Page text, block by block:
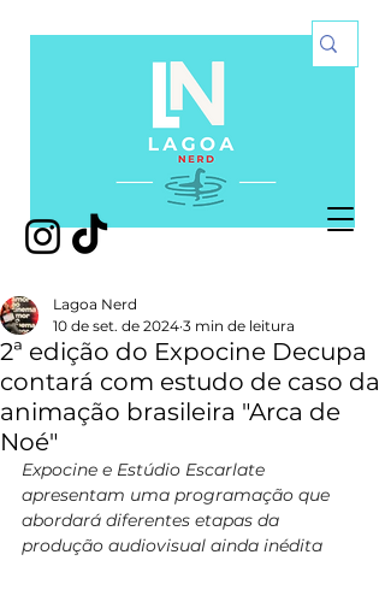
2ª edição do Expocine Decupa
contará com estudo de caso da
animação brasileira "Arca de
Noé"
Lagoa Nerd
10 de set. de 2024 3 min de leitura
Expocine e Estúdio Escarlate
apresentam uma programação que
abordará diferentes etapas da
produção audiovisual ainda inédita